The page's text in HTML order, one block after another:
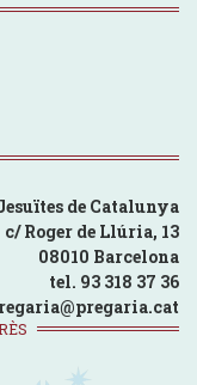
de Catalunya
c/ Roger de Llúria, 13
08010 Barcelona
tel. 93 318 37 36